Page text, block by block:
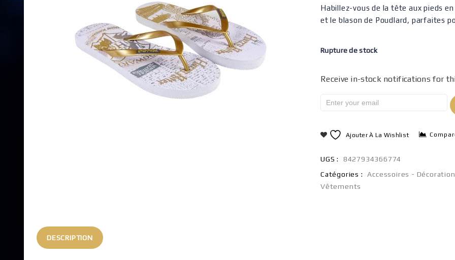
Habillez-vous de la tête aux pieds
et le blason de Poudlard, parfaites
Rupture de stock
Receive in-stock notifications for
Ajouter À La Wishlist
UGS :
8427934366774
Catégories :
Accessoires -
Vêtements
DESCRIPTION